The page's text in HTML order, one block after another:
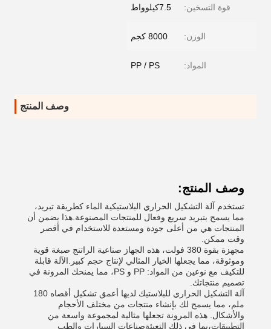
قوة التسخين: 7.5كيلوواط
الوزن: 8000 كجم
المواد: PP / PS
وصف المنتج
وصف المنتج:
تستخدم آلة التشكيل الحراري البلاستيكية الماء كطريقة تبريد،
مما يسمح بتبريد سريع وفعال للمنتجات المصنوعة.هذا يضمن أن
المنتجات هي من أعلى جودة ومستعدة للاستخدام في أقصر
وقت ممكن.
مجهزة بقوة 380 فولت، هذه الجهاز صناعية الراتنج صبغة قوية
وموثوقة، مما يجعلها الخيار المثالي لإنتاج حجم كبير.الآلة قابلة
للتكيف مع نوعين من المواد: PP و PS، مما يمنحك المرونة في
تصميم منتجاتك.
آلة التشكيل الحراري للبلاستيك لديها أعمق تشكيل أقصاه 180
ملم، مما يسمح لك بإنشاء منتجات من مختلف الأحجام
والأشكال. هذه المرونة تجعلها مثالية لمجموعة واسعة من
التطبيقات،بما في ذلك التعبئةصناعات السيارات والطب